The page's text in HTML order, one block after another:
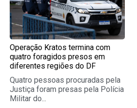
Operação Kratos termina com
quatro foragidos presos em
diferentes regiões do DF
Quatro pessoas procuradas pela
Justiça foram presas pela Polícia
Militar do...